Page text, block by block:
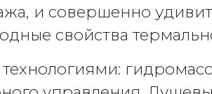
и совершенно
свойства